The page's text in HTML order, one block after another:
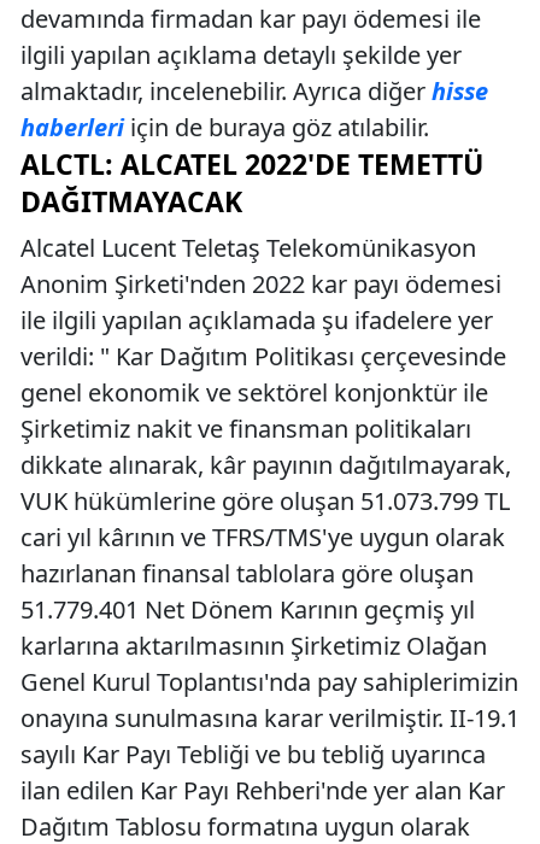
devamında firmadan kar payı ödemesi ile
ilgili yapılan açıklama detaylı şekilde yer
almaktadır, incelenebilir. Ayrıca diğerhisse
haberleriiçin de buraya göz atılabilir.
ALCTL: ALCATEL 2022'DE TEMETTÜ
DAĞITMAYACAK
Alcatel Lucent Teletaş Telekomünikasyon
Anonim Şirketi'nden 2022 kar payı ödemesi
ile ilgili yapılan açıklamada şu ifadelere yer
verildi: " Kar Dağıtım Politikası çerçevesinde
genel ekonomik ve sektörel konjonktür ile
Şirketimiz nakit ve finansman politikaları
dikkate alınarak, kâr payının dağıtılmayarak,
VUK hükümlerine göre oluşan 51.073.799 TL
cari yıl kârının ve TFRS/TMS'ye uygun olarak
hazırlanan finansal tablolara göre oluşan
51.779.401 Net Dönem Karının geçmiş yıl
karlarına aktarılmasının Şirketimiz Olağan
Genel Kurul Toplantısı'nda pay sahiplerimizin
onayına sunulmasına karar verilmiştir. II-19.1
sayılı Kar Payı Tebliği ve bu tebliğ uyarınca
ilan edilen Kar Payı Rehberi'nde yer alan Kar
Dağıtım Tablosu formatına uygun olarak